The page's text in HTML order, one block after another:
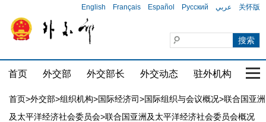
English Français Español Русский عربي 关怀版
首页 外交部 外交部长 外交动态 驻外机构 国
首页>外交部>组织机构>国际经济司>国际组织与会议概况>联合国亚洲
及太平洋经济社会委员会>联合国亚洲及太平洋经济社会委员会概况